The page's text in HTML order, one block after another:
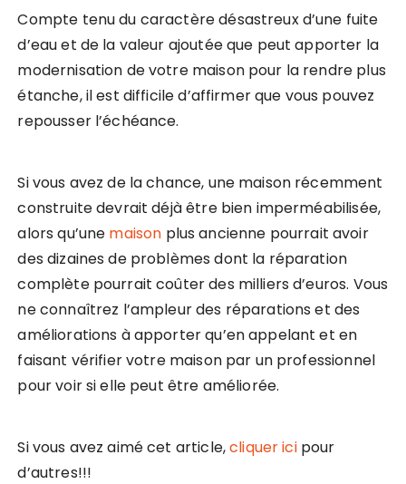
Compte tenu du caractère désastreux d’une fuite
d’eau et de la valeur ajoutée que peut apporter la
modernisation de votre maison pour la rendre plus
étanche, il est difficile d’affirmer que vous pouvez
repousser l’échéance.
Si vous avez de la chance, une maison récemment
construite devrait déjà être bien imperméabilisée,
alors qu’une maison plus ancienne pourrait avoir
des dizaines de problèmes dont la réparation
complète pourrait coûter des milliers d’euros. Vous
ne connaîtrez l’ampleur des réparations et des
améliorations à apporter qu’en appelant et en
faisant vérifier votre maison par un professionnel
pour voir si elle peut être améliorée.
Si vous avez aimé cet article,cliquer icipour
d’autres!!!